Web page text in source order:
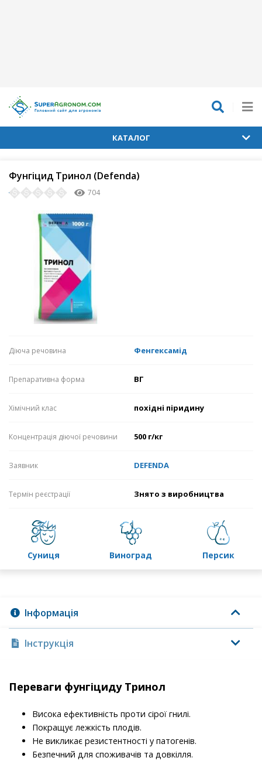
КАТАЛОГ
Фунгіцид Тринол (Defenda)
704
Діюча речовина Фенгексамід
Препаративна форма ВГ
Хімічний клас похідні піридину
Концентрація діючої речовини 500 г/кг
Заявник DEFENDA
Термін реєстрації Знято з виробництва
суниця виноград персик
Інформація
Інструкція
Переваги фунгіциду Тринол
Висока ефективність проти сірої гнилі.
Покращує лежкість плодів.
Не викликає резистентності у патогенів.
Безпечний для споживачів та довкілля.